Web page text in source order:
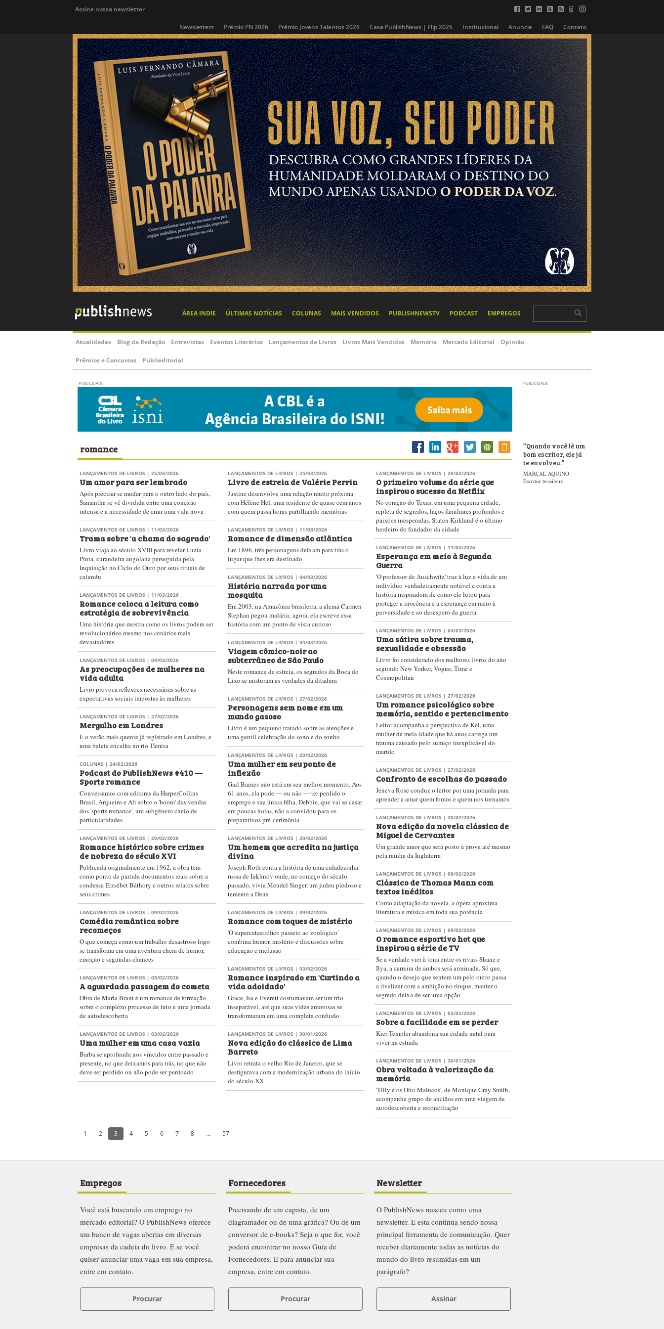
Assine nossa newsletter
Newsletters Prêmio PN 2026 Prêmio Jovens Talentos 2025 Casa PublishNews | Flip 2025 Institucional Anuncie FAQ Contato
ÁREA INDIE ÚLTIMAS NOTÍCIAS COLUNAS MAIS VENDIDOS PUBLISHNEWSTV PODCAST EMPREGOS
Atualidades Blog da Redação Entrevistas Eventos Literários Lançamentos de Livros Livros Mais Vendidos Memória Mercado Editorial Opinião
Prêmios e Concursos Publieditorial
PUBLICIDADE PUBLICIDADE
romance
LANÇAMENTOS DE LIVROS | 25/03/2026
Um amor para ser lembrado
Após precisar se mudar para o outro lado do país,
Samantha se vê dividida entre uma conexão
intensa e a necessidade de criar uma vida nova
LANÇAMENTOS DE LIVROS | 11/03/2026
Trama sobre 'a chama do sagrado'
Livro viaja ao século XVIII para revelar Luzia
Pinta, curandeira angolana perseguida pela
Inquisição no Ciclo do Ouro por seus rituais de
calundu
LANÇAMENTOS DE LIVROS | 11/03/2026
Romance coloca a leitura como
estratégia de sobrevivência
Uma história que mostra como os livros podem ser
revolucionários mesmo nos cenários mais
devastadores
LANÇAMENTOS DE LIVROS | 04/03/2026
As preocupações de mulheres na
vida adulta
Livro provoca reflexões necessárias sobre as
expectativas sociais impostas às mulheres
LANÇAMENTOS DE LIVROS | 27/02/2026
Mergulho em Londres
É o verão mais quente já registrado em Londres, e
uma baleia encalha no rio Tâmisa
COLUNAS | 24/02/2026
Podcast do PublishNews #410 —
Sports romance
Conversamos com editoras da HarperCollins
Brasil, Arqueiro e Alt sobre o 'boom' das vendas
dos 'sports romance', um subgênero cheio de
particularidades
LANÇAMENTOS DE LIVROS | 20/02/2026
Romance histórico sobre crimes
de nobreza do século XVI
Publicada originalmente em 1962, a obra tem
como ponto de partida documentos reais sobre a
condessa Erzsébet Báthory e outros relatos sobre
seus crimes
LANÇAMENTOS DE LIVROS | 09/02/2026
Comédia romântica sobre
recomeços
O que começa como um trabalho desastroso logo
se transforma em uma aventura cheia de humor,
emoção e segundas chances
LANÇAMENTOS DE LIVROS | 03/02/2026
A aguardada passagem do cometa
Obra de Maria Brant é um romance de formação
sobre o complexo processo de luto e uma jornada
de autodescoberta
LANÇAMENTOS DE LIVROS | 03/02/2026
Uma mulher em uma casa vazia
Barba se aprofunda nos vínculos entre passado e
presente, no que deixamos para trás, no que não
deve ser perdido ou não pode ser perdoado
LANÇAMENTOS DE LIVROS | 25/03/2026
Livro de estreia de Valérie Perrin
Justine desenvolve uma relação muito próxima
com Hélène Hel, uma residente de quase cem anos
com quem passa horas partilhando memórias
LANÇAMENTOS DE LIVROS | 11/03/2026
Romance de dimensão atlântica
Em 1896, três personagens deixam para trás o
lugar que lhes era destinado
LANÇAMENTOS DE LIVROS | 04/03/2026
História narrada por uma
mosquita
Em 2003, na Amazônia brasileira, a alemã Carmen
Stephan pegou malária; agora, ela escreve essa
história com um ponto de vista curioso
LANÇAMENTOS DE LIVROS | 04/03/2026
Viagem cômico-noir ao
subterrâneo de São Paulo
Neste romance de estreia, os segredos da Boca do
Lixo se misturam as verdades da ditadura
LANÇAMENTOS DE LIVROS | 27/02/2026
Personagens sem nome em um
mundo gasoso
Livro é um pequeno tratado sobre as atenções e
uma gentil celebração do sono e do sonho
LANÇAMENTOS DE LIVROS | 20/02/2026
Uma mulher em seu ponto de
inflexão
Gail Baines não está em seu melhor momento. Aos
61 anos, ela pode ― ou não ― ter perdido o
emprego e sua única filha, Debbie, que vai se casar
em poucas horas, não a convidou para os
preparativos pré-cerimônia
LANÇAMENTOS DE LIVROS | 20/02/2026
Um homem que acredita na justiça
divina
Joseph Roth conta a história de uma cidadezinha
russa de Iukhnov onde, no começo do século
passado, vivia Mendel Singer, um judeu piedoso e
temente a Deus
LANÇAMENTOS DE LIVROS | 09/02/2026
Romance com toques de mistério
'O supercatastrófico passeio ao zoológico'
combina humor, mistério e discussões sobre
educação e inclusão
LANÇAMENTOS DE LIVROS | 03/02/2026
Romance inspirado em 'Curtindo a
vida adoidado'
Grace, Isa e Everett costumavam ser um trio
inseparável, até que suas vidas amorosas se
transformaram em uma completa confusão
LANÇAMENTOS DE LIVROS | 30/01/2026
Nova edição do clássico de Lima
Barreto
Livro retrata​ o velho Rio de Janeiro, que se
desfigurava com a modernização urbana do início
do século XX
LANÇAMENTOS DE LIVROS | 20/03/2026
O primeiro volume da série que
inspirou o sucesso da Netflix
No coração do Texas, em uma pequena cidade,
repleta de segredos, laços familiares profundos e
paixões inesperadas. Staten Kirkland é o último
herdeiro do fundador da cidade
LANÇAMENTOS DE LIVROS | 11/03/2026
Esperança em meio à Segunda
Guerra
'O professor de Auschwitz' traz à luz a vida de um
indivíduo verdadeiramente notável e conta a
história inspiradora de como ele lutou para
proteger a inocência e a esperança em meio à
perversidade e ao desespero da guerra
LANÇAMENTOS DE LIVROS | 04/03/2026
Uma sátira sobre trauma,
sexualidade e obsessão
Livro foi considerado dos melhores livros do ano
segundo New Yorker, Vogue, Time e
Cosmopolitan
LANÇAMENTOS DE LIVROS | 27/02/2026
Um romance psicológico sobre
memória, sentido e pertencimento
Leitor acompanha a perspectiva de Kei, uma
mulher de meia-idade que há anos carrega um
trauma causado pelo sumiço inexplicável do
marido
LANÇAMENTOS DE LIVROS | 27/02/2026
Confronto de escolhas do passado
Jeneva Rose conduz o leitor por uma jornada para
aprender a amar quem fomos e quem nos tornamos
LANÇAMENTOS DE LIVROS | 20/02/2026
Nova edição da novela clássica de
Miguel de Cervantes
Um grande amor que será posto à prova até mesmo
pela rainha da Inglaterra
LANÇAMENTOS DE LIVROS | 09/02/2026
Clássico de Thomas Mann com
textos inéditos
Como adaptação da novela, a ópera aproxima
literatura e música em toda sua potência
LANÇAMENTOS DE LIVROS | 09/02/2026
O romance esportivo hot que
inspirou a série de TV
Se a verdade vier à tona entre os rivais Shane e
Ilya, a carreira de ambos será arruinada. Só que,
quando o desejo que sentem um pelo outro passa
a rivalizar com a ambição no rinque, manter o
segredo deixa de ser uma opção
LANÇAMENTOS DE LIVROS | 03/02/2026
Sobre a facilidade em se perder
Kier Templer abandona sua cidade natal para
viver na estrada
LANÇAMENTOS DE LIVROS | 30/01/2026
Obra voltada à valorização da
memória
'Tilly e os Oito Malucos', de Monique Gray Smith,
acompanha grupo de anciãos em uma viagem de
autodescoberta e reconciliação
“Quando você lê um
bom escritor, ele já
te envolveu.”
MARÇAL AQUINO
Escritor brasileiro
1 2 3 4 5 6 7 8 ... 57
Empregos
Você está buscando um emprego no
mercado editorial? O PublishNews oferece
um banco de vagas abertas em diversas
empresas da cadeia do livro. E se você
quiser anunciar uma vaga em sua empresa,
entre em contato.
Procurar
Fornecedores
Precisando de um capista, de um
diagramador ou de uma gráfica? Ou de um
conversor de e-books? Seja o que for, você
poderá encontrar no nosso Guia de
Fornecedores. E para anunciar sua
empresa, entre em contato.
Procurar
Newsletter
O PublishNews nasceu como uma
newsletter. E esta continua sendo nossa
principal ferramenta de comunicação. Quer
receber diariamente todas as notícias do
mundo do livro resumidas em um
parágrafo?
Assinar